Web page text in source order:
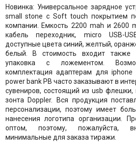
Новинка: Универсальное зарядное
small stone с Soft touch покрытием
компании. Емкость 2200 mah и 2600
кабель переходник, micro USB-
доступные цвета синий, желтый,
белый. В стоимость входит также
упаковка с ложементом.
комплектация адаптерам для
power bank PB часто заказывают в
сувениров, состоящий из usb флешки,
зонта Doppler. Вся продукция
персонализации, поэтому имеет
нанесения логотипа организации.
оптом, поэтому, пожалуйста,
минимальные для заказа тиражи.